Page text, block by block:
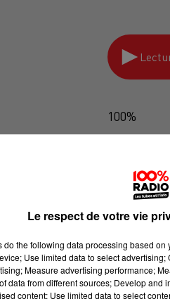
100%
Le respect de votre vie
do the following data processing based
Use limited data to select
Measure advertising performance;
data from different sources; Develop
content; Use limited data to select